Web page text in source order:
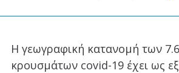
Η γεωγραφική κατανομή των
κρουσμάτων covid-19 έχει ως